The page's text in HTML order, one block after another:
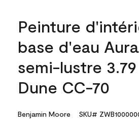
Peinture
base d'eau
semi-lustre
Dune CC-70
Benjamin Moore SKU#